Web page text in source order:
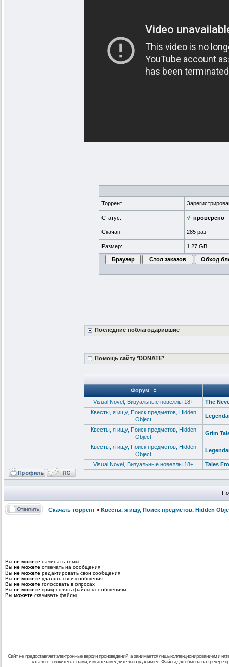
Торрент:
Статус: √ проверено
Скачан: 285 раз
Размер: 1.27 GB
Последние поблагодарившие
Помощь сайту *DONATE*
Форум
Visual Novel, Визуальные новеллы 18+
The
Квесты, я ищу, Поиск предметов, Hidden
Object
Квесты, я ищу, Поиск предметов, Hidden
Object
Grim
Квесты, я ищу, Поиск предметов, Hidden
Object
Visual Novel, Визуальные новеллы 18+ Tales
Скачать торрент » Квесты, я ищу, Поиск предметов, Hidden
Вы не можете начинать темы
Вы не можете отвечать на сообщения
Вы не можете редактировать свои сообщения
Вы не можете удалять свои сообщения
Вы не можете голосовать в опросах
Вы не можете прикреплять файлы к сообщениям
Вы можете скачивать файлы
Сайт не предоставляет электронные версии произведений, а занимается лишь коллекционированием и
каталоге, свяжитесь с нами, и мы незамедлительно удалим её. Файлы для обмена на трекере